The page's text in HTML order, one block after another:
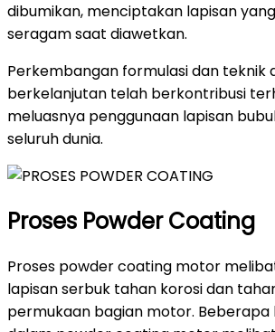
dibumikan, menciptakan lapisan
seragam saat diawetkan.
Perkembangan formulasi dan teknik
berkelanjutan telah berkontribusi
meluasnya penggunaan lapisan
seluruh dunia.
Proses Powder Coating
Proses powder coating motor
lapisan serbuk tahan korosi dan
permukaan bagian motor. Beberapa